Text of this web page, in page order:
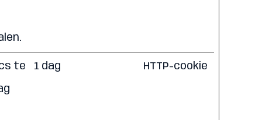
te 1 dag HTTP-cookie